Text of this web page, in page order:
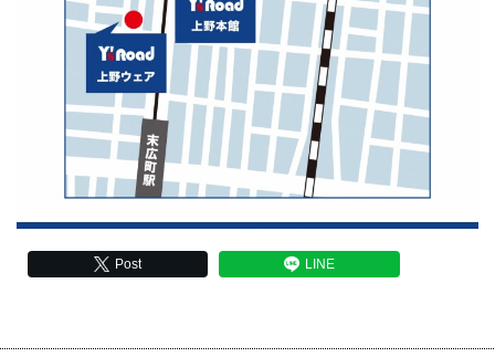
Post LINE